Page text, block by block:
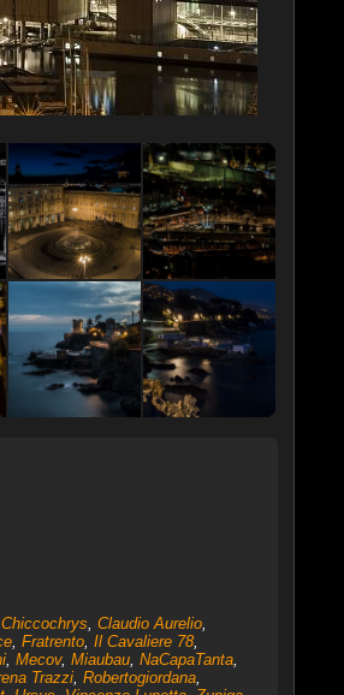
Chiccochrys, Claudio Aurelio,
, Fratrento, Il Cavaliere 78,
, Mecov, Miaubau, NaCapaTanta,
Trazzi, Robertogiordana,